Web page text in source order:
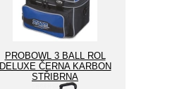
PROBOWL 3 BALL ROL
DELUXE ČERNA KARBON
STŘIBRNA